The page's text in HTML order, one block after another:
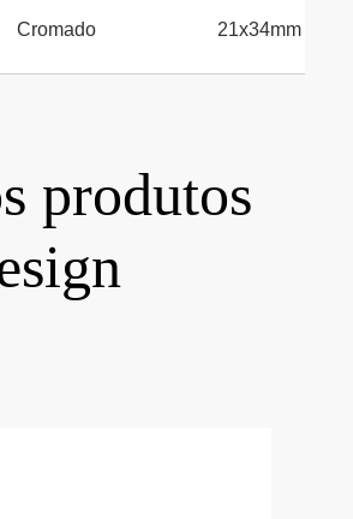
Cromado 21x34mm
produtos